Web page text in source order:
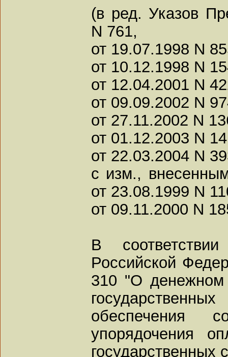
(в ред. Указов
N 761,
от 19.07.1998 N
от 10.12.1998 N
от 12.04.2001 N
от 09.09.2002 N
от 27.11.2002 N
от 01.12.2003 N
от 22.03.2004 N
с изм.,
от 23.08.1999 N
от 09.11.2000 N
В
Российской
310 "О денежном
обеспечения
упорядочения
государственных